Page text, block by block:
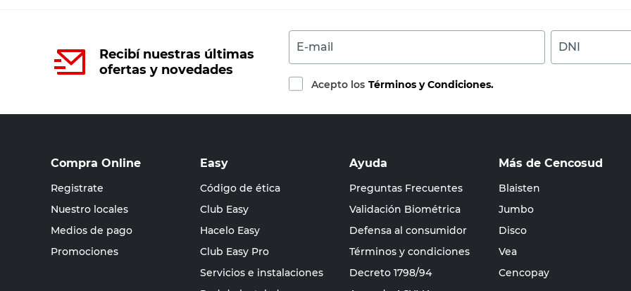
Recibí nuestras últimas
ofertas y novedades
E-mail DNI
Acepto los Términos y Condiciones.
Compra Online
Registrate
Nuestro locales
Medios de pago
Promociones
Easy
Código de ética
Club Easy
Hacelo Easy
Club Easy Pro
Servicios e instalaciones
Ayuda
Preguntas Frecuentes
Validación Biométrica
Defensa al consumidor
Términos y condiciones
Decreto 1798/94
Más de Cencosud
Blaisten
Jumbo
Disco
Vea
Cencopay